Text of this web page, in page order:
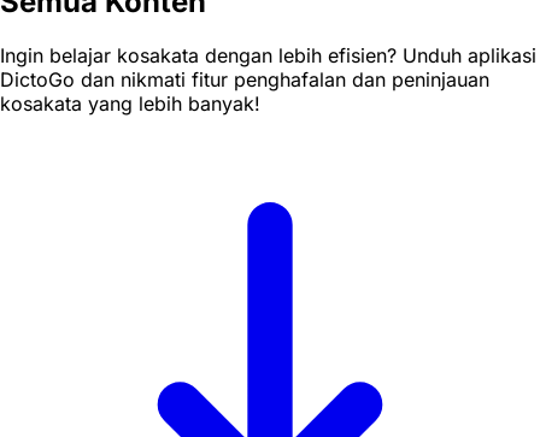
Ingin belajar kosakata dengan lebih efisien? Unduh aplikasi
DictoGo dan nikmati fitur penghafalan dan peninjauan
kosakata yang lebih banyak!